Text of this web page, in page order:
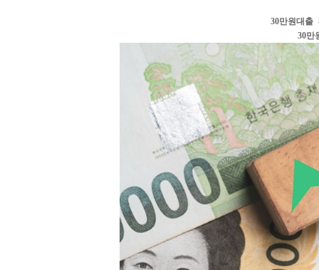
30만원대출
30만